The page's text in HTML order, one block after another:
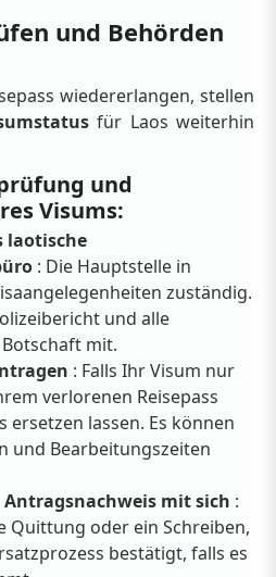
und Behörden
wiedererlangen, stellen
für Laos weiterhin
und
Visums:
laotische
: Die Hauptstelle in
zuständig.
und alle
mit.
: Falls Ihr Visum nur
verlorenen Reisepass
ersetzen lassen. Es können
und Bearbeitungszeiten
Antragsnachweis mit sich :
Quittung oder ein Schreiben,
bestätigt, falls es